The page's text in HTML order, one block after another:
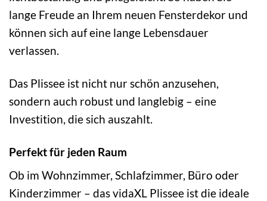
lange Freude an Ihrem neuen Fensterdekor und
können sich auf eine lange Lebensdauer
verlassen.
Das Plissee ist nicht nur schön anzusehen,
sondern auch robust und langlebig – eine
Investition, die sich auszahlt.
Perfekt für jeden Raum
Ob im Wohnzimmer, Schlafzimmer, Büro oder
Kinderzimmer – das vidaXL Plissee ist die ideale